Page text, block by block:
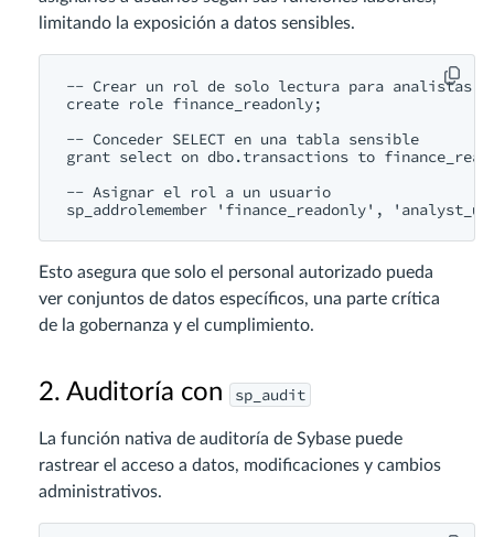
limitando la exposición a datos sensibles.
-- Crear un rol de solo lectura para analistas
create role finance_readonly;
-- Conceder SELECT en una tabla sensible
grant select on dbo.transactions to
-- Asignar el rol a un usuario
Esto asegura que solo el personal autorizado pueda
ver conjuntos de datos específicos, una parte crítica
de la gobernanza y el cumplimiento.
2. Auditoría con sp_audit
La función nativa de auditoría de Sybase puede
rastrear el acceso a datos, modificaciones y cambios
administrativos.